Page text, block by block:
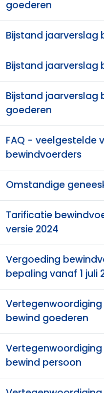
goederen
Bijstand jaarverslag
Bijstand jaarverslag
Bijstand jaarverslag
goederen
FAQ - veelgestelde
bewindvoerders
Omstandige
Tarificatie
versie 2024
Vergoeding
bepaling vanaf 1 juli
bewind goederen
bewind persoon